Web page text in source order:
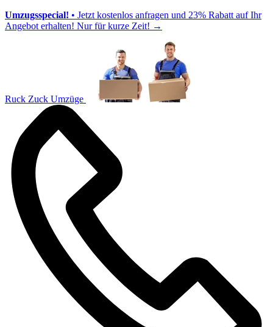
Umzugsspecial! • Jetzt kostenlos anfragen und 23% Rabatt auf Ihr
Angebot erhalten! Nur für kurze Zeit! →
Ruck Zuck Umzüge